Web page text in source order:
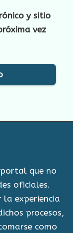
y sitio
vez
que no
oficiales.
la experiencia
procesos,
como